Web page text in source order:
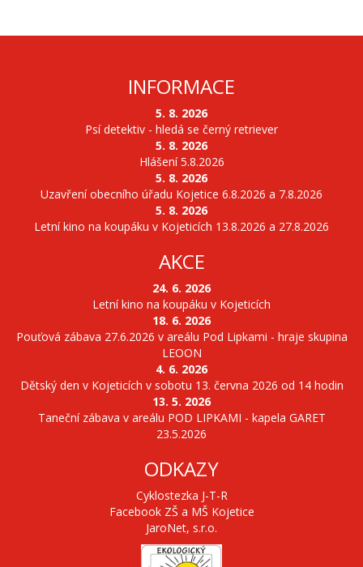
INFORMACE
5. 8. 2026
Psí detektiv - hledá se černý retriever
5. 8. 2026
Hlášení 5.8.2026
5. 8. 2026
Uzavření obecního úřadu Kojetice 6.8.2026 a 7.8.2026
5. 8. 2026
Letní kino na koupáku v Kojeticích 13.8.2026 a 27.8.2026
AKCE
24. 6. 2026
Letní kino na koupáku v Kojeticích
18. 6. 2026
Pouťová zábava 27.6.2026 v areálu Pod Lipkami - hraje skupina
LEOON
4. 6. 2026
Dětský den v Kojeticích v sobotu 13. června 2026 od 14 hodin
13. 5. 2026
Taneční zábava v areálu POD LIPKAMI - kapela GARET
23.5.2026
ODKAZY
Cyklostezka J-T-R
Facebook ZŠ a MŠ Kojetice
JaroNet, s.r.o.